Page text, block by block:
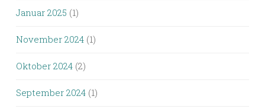
Januar 2025 (1)
November 2024 (1)
Oktober 2024 (2)
September 2024 (1)